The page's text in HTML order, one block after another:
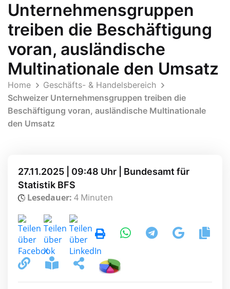
Unternehmensgruppen
treiben die Beschäftigung
voran, ausländische
Multinationale den Umsatz
Home
Geschäfts- & Handelsbereich
Schweizer Unternehmensgruppen treiben die
Beschäftigung voran, ausländische Multinationale
den Umsatz
27.11.2025 | 09:48 Uhr | Bundesamt für
Statistik BFS
Lesedauer: 4 Minuten